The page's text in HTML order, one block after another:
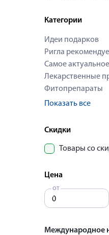
Категории
Идеи подарков
Ригла
Самое актуальное
Лекарственные
Фитопрепараты
Показать все
Скидки
Товары со
Цена
от
Международное